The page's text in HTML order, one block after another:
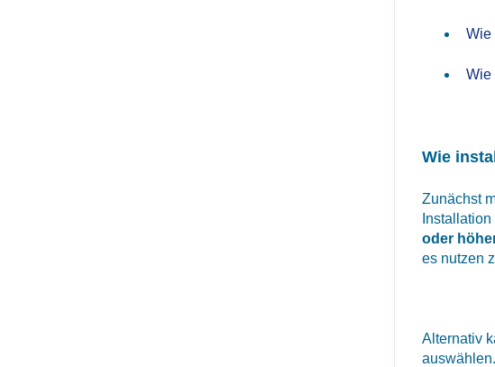
Wie
Wie
Wie
Zunächst
oder
es nutzen
Alternativ